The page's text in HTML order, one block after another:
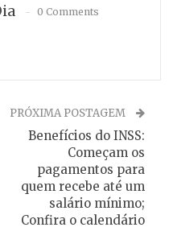
0 Comments
PRÓXIMA POSTAGEM
Benefícios do INSS:
Começam os
pagamentos para
quem recebe até um
salário mínimo;
Confira o calendário